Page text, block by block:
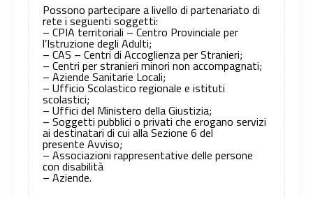
Possono partecipare a livello di partenariato di
rete i seguenti soggetti:
– CPIA territoriali – Centro Provinciale per
l’Istruzione degli Adulti;
– CAS – Centri di Accoglienza per Stranieri;
– Centri per stranieri minori non accompagnati;
– Aziende Sanitarie Locali;
– Ufficio Scolastico regionale e istituti
scolastici;
– Uffici del Ministero della Giustizia;
– Soggetti pubblici o privati che erogano servizi
ai destinatari di cui alla Sezione 6 del
presente Avviso;
– Associazioni rappresentative delle persone
con disabilità
– Aziende.